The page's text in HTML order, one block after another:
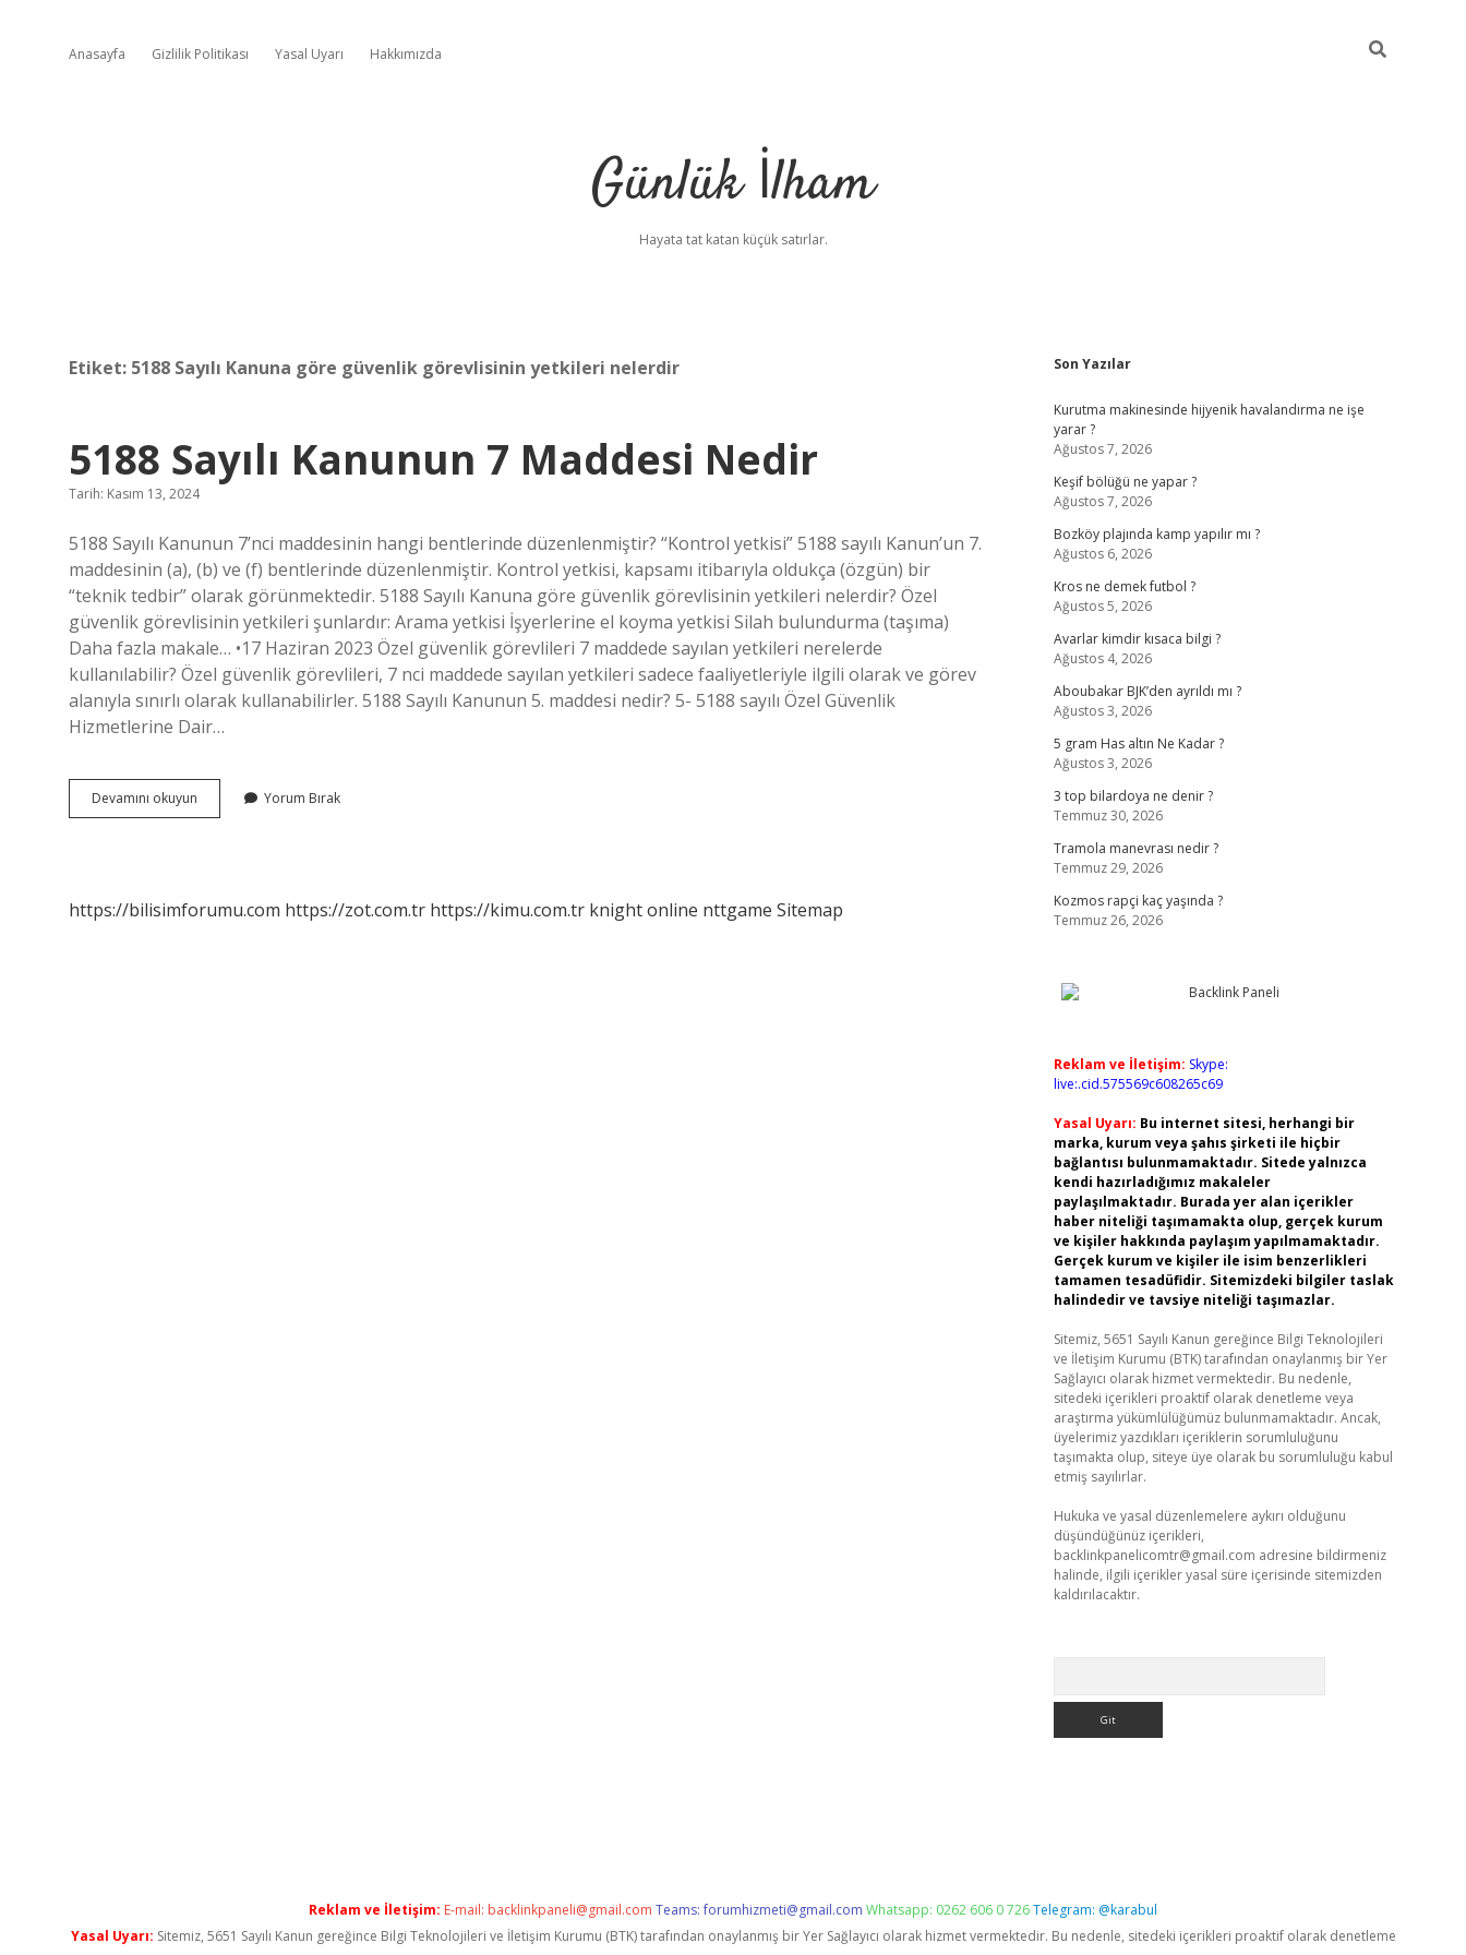
Anasayfa Gizlilik Politikası Yasal Uyarı Hakkımızda
Günlük İlham
Hayata tat katan küçük satırlar.
Etiket: 5188 Sayılı Kanuna göre güvenlik görevlisinin yetkileri nelerdir
5188 Sayılı Kanunun 7 Maddesi Nedir
Tarih: Kasım 13, 2024
5188 Sayılı Kanunun 7’nci maddesinin hangi bentlerinde düzenlenmiştir? “Kontrol yetkisi” 5188 sayılı Kanun’un 7.
maddesinin (a), (b) ve (f) bentlerinde düzenlenmiştir. Kontrol yetkisi, kapsamı itibarıyla oldukça (özgün) bir
“teknik tedbir” olarak görünmektedir. 5188 Sayılı Kanuna göre güvenlik görevlisinin yetkileri nelerdir? Özel
güvenlik görevlisinin yetkileri şunlardır: Arama yetkisi İşyerlerine el koyma yetkisi Silah bulundurma (taşıma)
Daha fazla makale… •17 Haziran 2023 Özel güvenlik görevlileri 7 maddede sayılan yetkileri nerelerde
kullanılabilir? Özel güvenlik görevlileri, 7 nci maddede sayılan yetkileri sadece faaliyetleriyle ilgili olarak ve görev
alanıyla sınırlı olarak kullanabilirler. 5188 Sayılı Kanunun 5. maddesi nedir? 5- 5188 sayılı Özel Güvenlik
Hizmetlerine Dair…
Devamını okuyun
Sayılı
Yorum Bırak
https://bilisimforumu.com https://zot.com.tr https://kimu.com.tr knight online nttgame Sitemap
Sidebar
Son Yazılar
Kurutma makinesinde hijyenik havalandırma ne işe
yarar ?
Ağustos 7, 2026
Keşif bölüğü ne yapar ?
Ağustos 7, 2026
Bozköy plajında kamp yapılır mı ?
Ağustos 6, 2026
Kros ne demek futbol ?
Ağustos 5, 2026
Avarlar kimdir kısaca bilgi ?
Ağustos 4, 2026
Aboubakar BJK’den ayrıldı mı ?
Ağustos 3, 2026
5 gram Has altın Ne Kadar ?
Ağustos 3, 2026
3 top bilardoya ne denir ?
Temmuz 30, 2026
Tramola manevrası nedir ?
Temmuz 29, 2026
Kozmos rapçi kaç yaşında ?
Temmuz 26, 2026
Reklam ve İletişim: Skype:
live:.cid.575569c608265c69
Yasal Uyarı: Bu internet sitesi, herhangi bir
marka, kurum veya şahıs şirketi ile hiçbir
bağlantısı bulunmamaktadır. Sitede yalnızca
kendi hazırladığımız makaleler
paylaşılmaktadır. Burada yer alan içerikler
haber niteliği taşımamakta olup, gerçek kurum
ve kişiler hakkında paylaşım yapılmamaktadır.
Gerçek kurum ve kişiler ile isim benzerlikleri
tamamen tesadüfidir. Sitemizdeki bilgiler taslak
halindedir ve tavsiye niteliği taşımazlar.
Sitemiz, 5651 Sayılı Kanun gereğince Bilgi Teknolojileri
ve İletişim Kurumu (BTK) tarafından onaylanmış bir Yer
Sağlayıcı olarak hizmet vermektedir. Bu nedenle,
sitedeki içerikleri proaktif olarak denetleme veya
araştırma yükümlülüğümüz bulunmamaktadır. Ancak,
üyelerimiz yazdıkları içeriklerin sorumluluğunu
taşımakta olup, siteye üye olarak bu sorumluluğu kabul
etmiş sayılırlar.
Hukuka ve yasal düzenlemelere aykırı olduğunu
düşündüğünüz içerikleri,
backlinkpanelicomtr@gmail.com adresine bildirmeniz
halinde, ilgili içerikler yasal süre içerisinde sitemizden
kaldırılacaktır.
Reklam ve İletişim: E-mail: backlinkpaneli@gmail.com Teams:forumhizmeti@gmail.com Whatsapp: 0262 606 0 726Telegram: @karabul
Yasal Uyarı: Sitemiz, 5651 Sayılı Kanun gereğince Bilgi Teknolojileri ve İletişim Kurumu (BTK) tarafından onaylanmış bir Yer Sağlayıcı olarak hizmet vermektedir. Bu nedenle, sitedeki içerikleri proaktif olarak denetleme